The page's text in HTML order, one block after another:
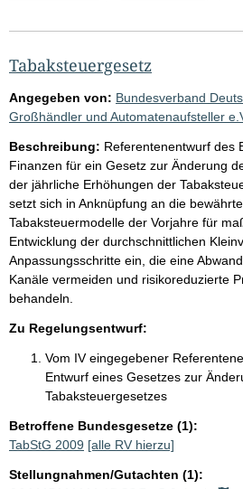
Tabaksteuergesetz
Angegeben von: Bundesverband
Großhändler und Automatenaufsteller
Beschreibung: Referentenentwurf des
Finanzen für ein Gesetz zur Änderung
der jährliche Erhöhungen der
setzt sich in Anknüpfung an die
Tabaksteuermodelle der Vorjahre für
Entwicklung der durchschnittlichen
Anpassungsschritte ein, die eine
Kanäle vermeiden und risikoreduzierte
behandeln.
Zu Regelungsentwurf:
Vom IV eingegebener
Entwurf eines Gesetzes zur
Tabaksteuergesetzes
Betroffene Bundesgesetze (1):
TabStG 2009 [alle RV hierzu]
Stellungnahmen/Gutachten (1):